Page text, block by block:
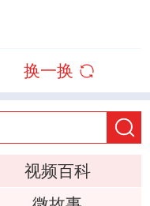
换一换
视频百科